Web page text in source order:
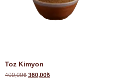
Toz Kimyon
400,00₺ 360,00₺